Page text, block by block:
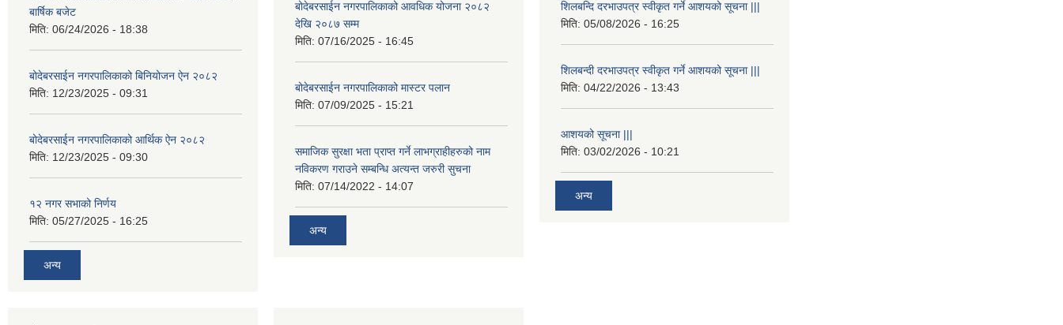
बार्षिक बजेट
मिति: 06/24/2026 - 18:38
बोदेबरसाईन नगरपालिकाको बिनियोजन ऐन २०८२
मिति: 12/23/2025 - 09:31
बोदेबरसाईन नगरपालिकाको आर्थिक ऐन २०८२
मिति: 12/23/2025 - 09:30
१२ नगर सभाको निर्णय
मिति: 05/27/2025 - 16:25
अन्य
बोदेबरसाईन नगरपालिकाको आवधिक योजना २०८२
देखि २०८७ सम्म
मिति: 07/16/2025 - 16:45
बोदेबरसाईन नगरपालिकाको मास्टर पलान
मिति: 07/09/2025 - 15:21
समाजिक सुरक्षा भता प्राप्त गर्ने लाभग्राहीहरुको नाम
नविकरण गराउने सम्बन्धि अत्यन्त जरुरी सुचना
मिति: 07/14/2022 - 14:07
अन्य
शिलबन्दि दरभाउपत्र स्वीकृत गर्ने आशयको सूचना |||
मिति: 05/08/2026 - 16:25
शिलबन्दी दरभाउपत्र स्वीकृत गर्ने आशयको सूचना |||
मिति: 04/22/2026 - 13:43
आशयको सूचना |||
मिति: 03/02/2026 - 10:21
अन्य